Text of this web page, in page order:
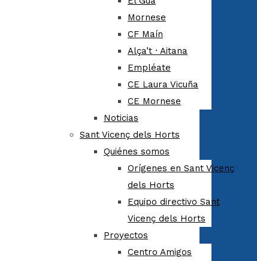
Mornese
CF Maín
Alça’t · Aitana
Empléate
CE Laura Vicuña
CE Mornese
Noticias
Sant Vicenç dels Horts
Quiénes somos
Orígenes en Sant Vicenç
dels Horts
Equipo directivo Sant
Vicenç dels Horts
Proyectos
Centro Amigos